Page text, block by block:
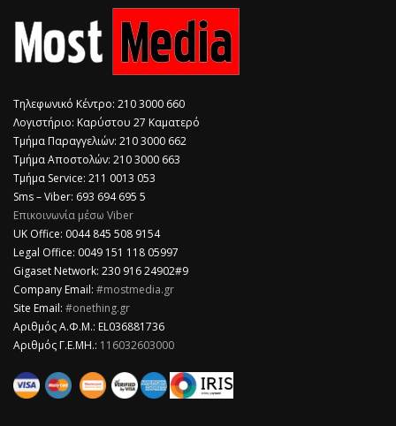
Τηλεφωνικό Κέντρο: 210 3000 660
Λογιστήριο: Καρύστου 27 Καματερό
Τμήμα Παραγγελιών: 210 3000 662
Τμήμα Αποστολών: 210 3000 663
Τμήμα Service: 211 0013 053
Sms – Viber: 693 694 695 5
Επικοινωνία μέσω Viber
​UK Office: 0044 845 508 9154
Legal Office: 0049 151 118 05997
Gigaset Network: 230 916 24902#9
Company Email: #mostmedia.gr
Site Email: #onething.gr
Αριθμός Α.Φ.Μ.: EL036881736
Αριθμός Γ.Ε.ΜΗ.: 116032603000